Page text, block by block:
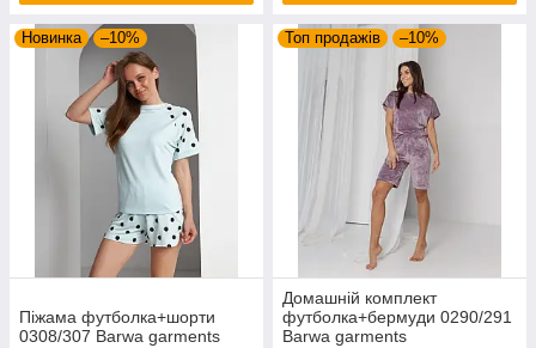
Новинка –10%
Піжама футболка+шорти
0308/307 Barwa garments
Топ продажів –10%
Домашній комплект
футболка+бермуди 0290/291
Barwa garments